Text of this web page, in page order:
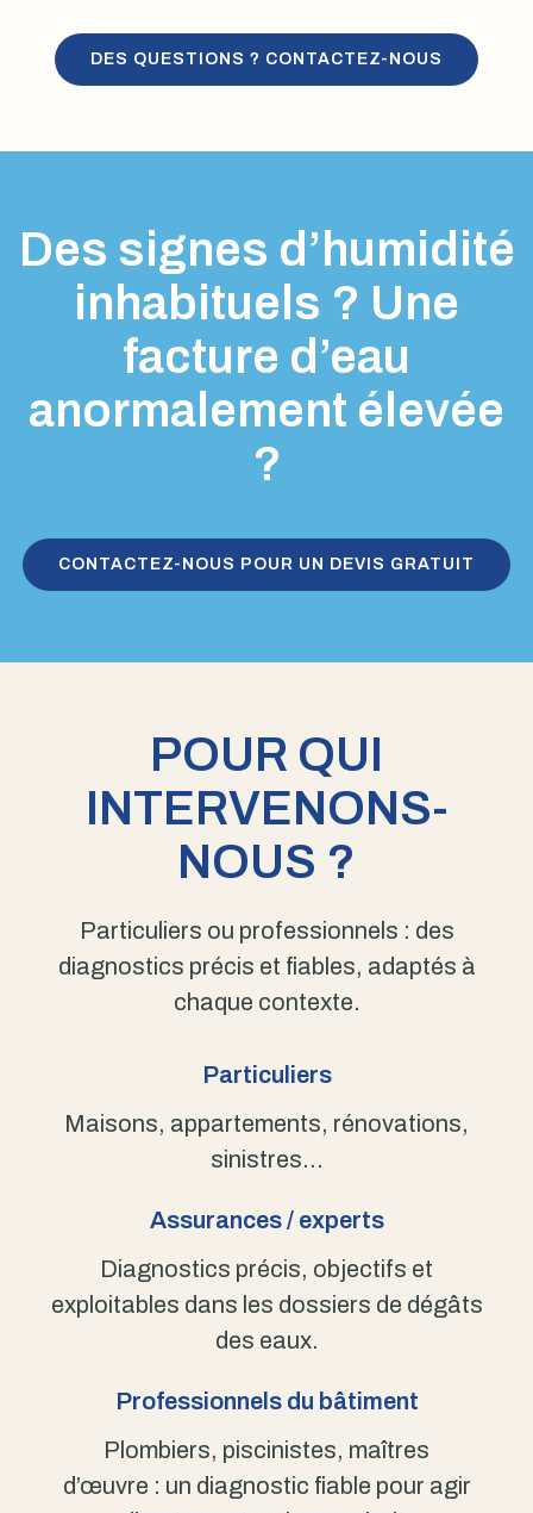
DES QUESTIONS ? CONTACTEZ-NOUS
Des signes d’humidité
inhabituels ? Une
facture d’eau
anormalement élevée
?
CONTACTEZ-NOUS POUR UN DEVIS GRATUIT
POUR QUI
INTERVENONS-
NOUS ?
Particuliers ou professionnels : des
diagnostics précis et fiables, adaptés à
chaque contexte.
Particuliers
Maisons, appartements, rénovations,
sinistres…
Assurances / experts
Diagnostics précis, objectifs et
exploitables dans les dossiers de dégâts
des eaux.
Professionnels du bâtiment
Plombiers, piscinistes, maîtres
d’œuvre : un diagnostic fiable pour agir